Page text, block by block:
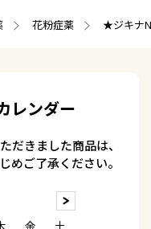
花粉症薬 ★ジキナ
レンダー
だきました商品は、
めご了承ください。
金 土